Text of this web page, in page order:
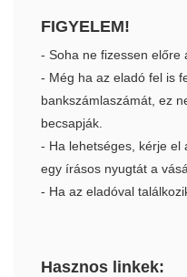
FIGYELEM!
- Soha ne fizessen előre
- Még ha az eladó fel is
bankszámlaszámát, ez
becsapják.
- Ha lehetséges, kérje el
egy írásos nyugtát a
- Ha az eladóval
Hasznos linkek: